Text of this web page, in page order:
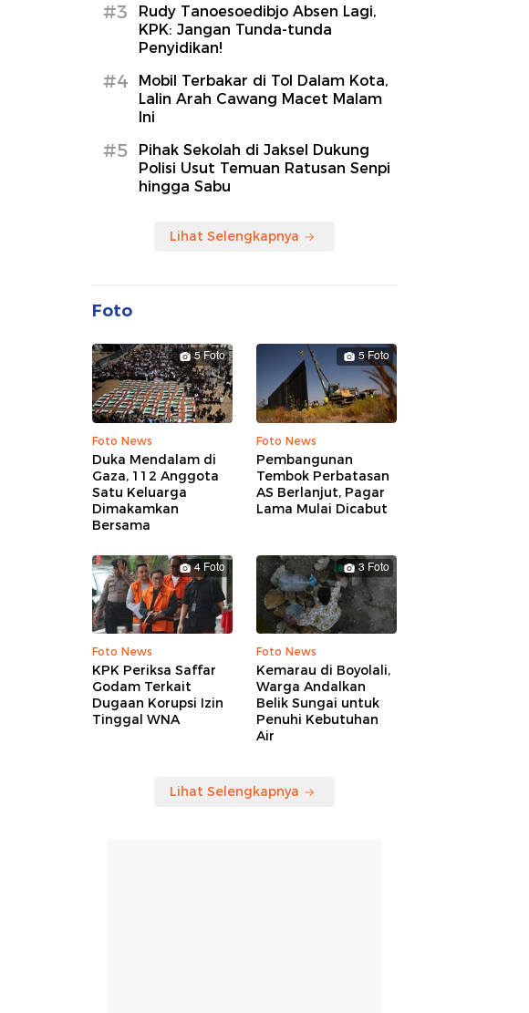
#3
Rudy Tanoesoedibjo Absen Lagi,
KPK: Jangan Tunda-tunda
Penyidikan!
#4
Mobil Terbakar di Tol Dalam Kota,
Lalin Arah Cawang Macet Malam
Ini
#5
Pihak Sekolah di Jaksel Dukung
Polisi Usut Temuan Ratusan Senpi
hingga Sabu
Lihat Selengkapnya
Foto
5 Foto
Foto News
Duka Mendalam di
Gaza, 112 Anggota
Satu Keluarga
Dimakamkan
Bersama
5 Foto
Foto News
Pembangunan
Tembok Perbatasan
AS Berlanjut, Pagar
Lama Mulai Dicabut
4 Foto
Foto News
KPK Periksa Saffar
Godam Terkait
Dugaan Korupsi Izin
Tinggal WNA
3 Foto
Foto News
Kemarau di Boyolali,
Warga Andalkan
Belik Sungai untuk
Penuhi Kebutuhan
Air
Lihat Selengkapnya